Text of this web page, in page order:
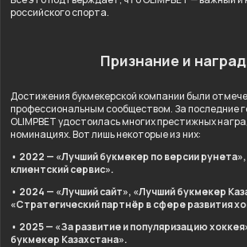
российского спорта.
Признание и
Достижения букмекерской компании были
профессиональным сообществом. За последние
OLIMPBET удостоилась многих престижных
номинациях. Вот лишь некоторые из них:
• 2022 — «Лучший букмекер по версии
клиентский сервис».
• 2024 — «Лучший сайт», «Лучший букмекер
«Стратегический партнёр в сфере развития
• 2025 — «За развитие и популяризацию
букмекер Казахстана».